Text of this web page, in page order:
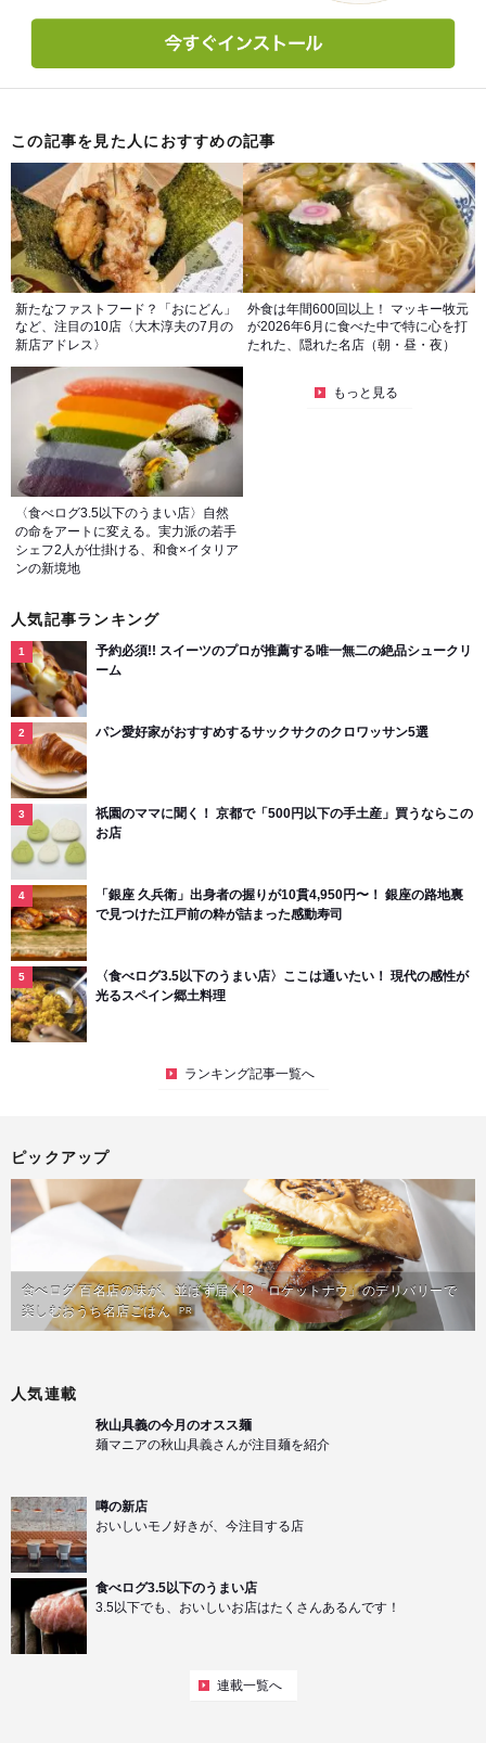
この記事を見た人におすすめの記事
新たなファストフード？「おにどん」
など、注目の10店〈大木淳夫の7月の
新店アドレス〉
外食は年間600回以上！ マッキー牧元
が2026年6月に食べた中で特に心を打
たれた、隠れた名店（朝・昼・夜）
〈食べログ3.5以下のうまい店〉自然
の命をアートに変える。実力派の若手
シェフ2人が仕掛ける、和食×イタリア
ンの新境地
もっと見る
人気記事ランキング
予約必須!! スイーツのプロが推薦する唯一無二の絶品シュークリ
ーム
パン愛好家がおすすめするサックサクのクロワッサン5選
祇園のママに聞く！ 京都で「500円以下の手土産」買うならこの
お店
「銀座 久兵衛」出身者の握りが10貫4,950円〜！ 銀座の路地裏
で見つけた江戸前の粋が詰まった感動寿司
〈食べログ3.5以下のうまい店〉ここは通いたい！ 現代の感性が
光るスペイン郷土料理
ランキング記事一覧へ
ピックアップ
食べログ 百名店の味が、並ばず届く!?「ロケットナウ」のデリバリーで
楽しむおうち名店ごはん PR
人気連載
秋山具義の今月のオスス麺
麺マニアの秋山具義さんが注目麺を紹介
噂の新店
おいしいモノ好きが、今注目する店
食べログ3.5以下のうまい店
3.5以下でも、おいしいお店はたくさんあるんです！
連載一覧へ